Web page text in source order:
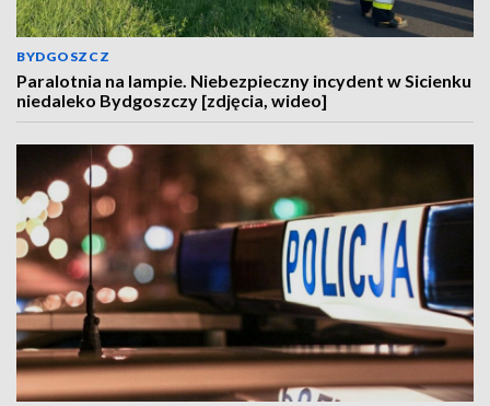
BYDGOSZCZ
Paralotnia na lampie. Niebezpieczny incydent w Sicienku
niedaleko Bydgoszczy [zdjęcia, wideo]